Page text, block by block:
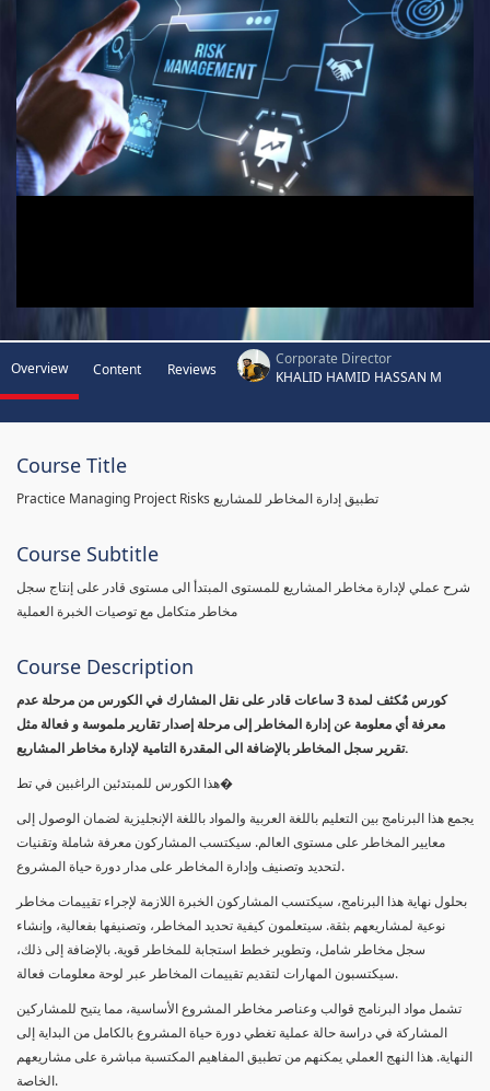
Overview Content Reviews
Corporate Director
KHALID HAMID HASSAN M
Course Title
Practice Managing Project Risks تطبيق إدارة المخاطر للمشاريع
Course Subtitle
شرح عملي لإدارة مخاطر المشاريع للمستوى المبتدأ الى مستوى قادر على إنتاج سجل
مخاطر متكامل مع توصيات الخبرة العملية
Course Description
كورس مٌكثف لمدة 3 ساعات قادر على نقل المشارك في الكورس من مرحلة عدم
معرفة أي معلومة عن إدارة المخاطر إلى مرحلة إصدار تقارير ملموسة و فعالة مثل
تقرير سجل المخاطر بالإضافة الى المقدرة التامية لإدارة مخاطر المشاريع.
هذا الكورس للمبتدئين الراغبين في تط�
يجمع هذا البرنامج بين التعليم باللغة العربية والمواد باللغة الإنجليزية لضمان الوصول إلى
معايير المخاطر على مستوى العالم. سيكتسب المشاركون معرفة شاملة وتقنيات
لتحديد وتصنيف وإدارة المخاطر على مدار دورة حياة المشروع.
بحلول نهاية هذا البرنامج، سيكتسب المشاركون الخبرة اللازمة لإجراء تقييمات مخاطر
نوعية لمشاريعهم بثقة. سيتعلمون كيفية تحديد المخاطر، وتصنيفها بفعالية، وإنشاء
سجل مخاطر شامل، وتطوير خطط استجابة للمخاطر قوية. بالإضافة إلى ذلك،
سيكتسبون المهارات لتقديم تقييمات المخاطر عبر لوحة معلومات فعالة.
تشمل مواد البرنامج قوالب وعناصر مخاطر المشروع الأساسية، مما يتيح للمشاركين
المشاركة في دراسة حالة عملية تغطي دورة حياة المشروع بالكامل من البداية إلى
النهاية. هذا النهج العملي يمكنهم من تطبيق المفاهيم المكتسبة مباشرة على مشاريعهم
الخاصة.